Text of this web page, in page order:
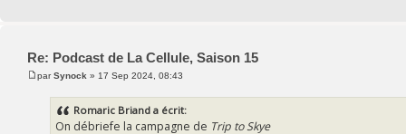
Re: Podcast de La Cellule, Saison 15
parSynock » 17 Sep 2024, 08:43
Romaric Briand a écrit:
On débriefe la campagne de Trip to Skye